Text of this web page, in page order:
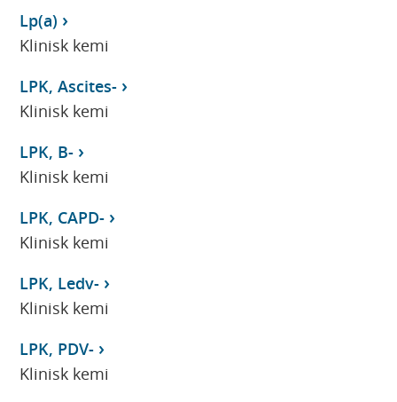
Lp(a)
Klinisk kemi
LPK, Ascites-
Klinisk kemi
LPK, B-
Klinisk kemi
LPK, CAPD-
Klinisk kemi
LPK, Ledv-
Klinisk kemi
LPK, PDV-
Klinisk kemi